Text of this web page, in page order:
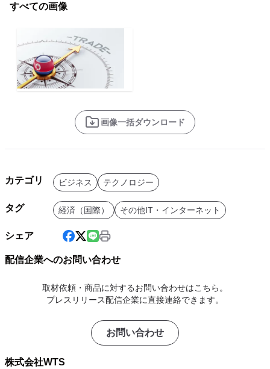
すべての画像
画像一括ダウンロード
カテゴリ ビジネス テクノロジー
タグ 経済（国際） その他IT・インターネット
シェア
配信企業へのお問い合わせ
取材依頼・商品に対するお問い合わせはこちら。
プレスリリース配信企業に直接連絡できます。
お問い合わせ
株式会社WTS